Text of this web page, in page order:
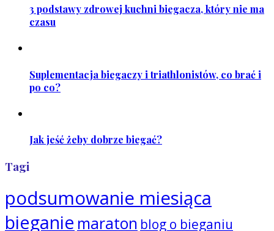
3 podstawy zdrowej kuchni biegacza, który nie ma
czasu
Suplementacja biegaczy i triathlonistów, co brać i
po co?
Jak jeść żeby dobrze biegać?
Tagi
podsumowanie miesiąca
bieganie maraton blog o bieganiu